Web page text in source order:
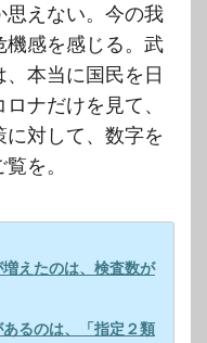
思えない。今の我
機感を感じる。武
本当に国民を日
ナだけを見て、
対して、数字を
を。
えたのは、検査数が
るのは、「指定２類